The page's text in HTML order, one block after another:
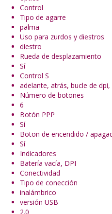
Control
Tipo de agarre
palma
Uso para zurdos y diestros
diestro
Rueda de desplazamiento
Sí
Control S
adelante, atrás, bucle de
Número de botones
6
Botón PPP
Sí
Boton de encendido /
Sí
Indicadores
Batería vacía, DPI
Conectividad
Tipo de conección
inalámbrico
versión USB
2.0